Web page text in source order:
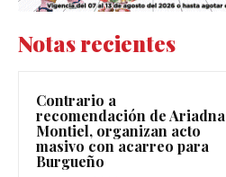
Notas recientes
Contrario a
recomendación de Ariadna
Montiel, organizan acto
masivo con acarreo para
Burgueño